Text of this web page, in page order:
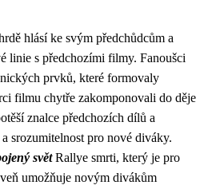
hlásí ke svým předchůdcům a
linie s předchozími filmy. Fanoušci
prvků, které formovaly
filmu chytře zakomponovali do děje
znalce předchozích dílů a
srozumitelnost pro nové diváky.
světRallye smrti, který je pro
umožňuje novým divákům